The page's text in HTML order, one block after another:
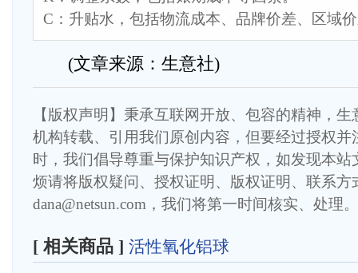
C：升贴水，包括物流成本、品牌价差、区域
(文章来源：生意社)
【版权声明】秉承互联网开放、包容的精神，
机构转载、引用我们原创内容，但要经过授权并
时，我们倡导尊重与保护知识产权，如发现本
烦请将版权疑问、授权证明、版权证明、联系方
dana@netsun.com，我们将第一时间核实、处理。
[ 相关商品 ] 活性氧化铝球